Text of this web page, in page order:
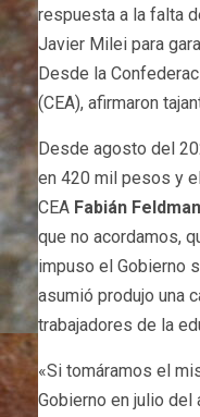
respuesta a la falta
Javier Milei para
Desde la
(CEA), afirmaron
Desde agosto del
en 420 mil pesos y
CEA Fabián Feldman
que no acordamos,
impuso el Gobierno
asumió produjo una
trabajadores de la
«Si tomáramos el
Gobierno en julio del